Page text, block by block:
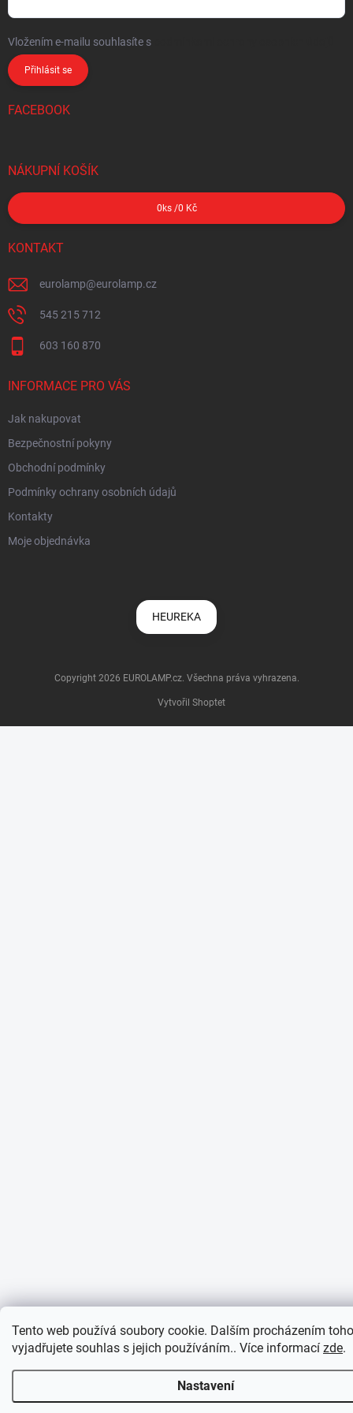
Tento web používá soubory cookie. Dalším procházením
vyjadřujete souhlas s jejich používáním.. Více informací zde.
Nastavení
Vložením e-mailu souhlasíte s
Přihlásit se
FACEBOOK
NÁKUPNÍ KOŠÍK
0 ks /0 Kč
KONTAKT
eurolamp@eurolamp.cz
545 215 712
603 160 870
INFORMACE PRO VÁS
Jak nakupovat
Bezpečnostní pokyny
Obchodní podmínky
Podmínky ochrany osobních údajů
Kontakty
Moje objednávka
HEUREKA
Vytvořil Shoptet
Copyright 2026 EUROLAMP.cz. Všechna práva vyhrazena.